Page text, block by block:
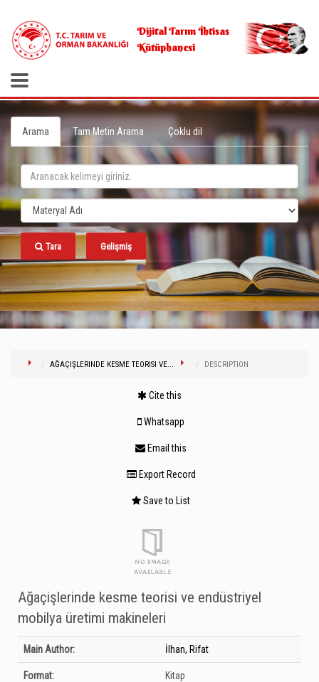
Dijital Tarım İhtisas
Kütüphanesi
Arama Tam Metin Arama Çoklu dil
Tara Gelişmiş
AĞAÇIŞLERINDE KESME TEORISI VE... DESCRIPTION
Cite this
Whatsapp
Email this
Export Record
Save to List
Ağaçişlerinde kesme teorisi ve endüstriyel
mobilya üretimi makineleri
Bibliographic Details
Main Author: İlhan, Rifat
Format: Kitap